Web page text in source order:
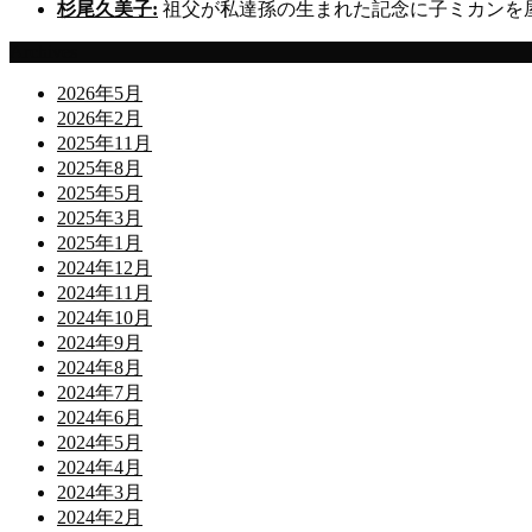
杉尾久美子: 祖父が私達孫の生まれた記念に子ミカン
2026年5月
2026年2月
2025年11月
2025年8月
2025年5月
2025年3月
2025年1月
2024年12月
2024年11月
2024年10月
2024年9月
2024年8月
2024年7月
2024年6月
2024年5月
2024年4月
2024年3月
2024年2月